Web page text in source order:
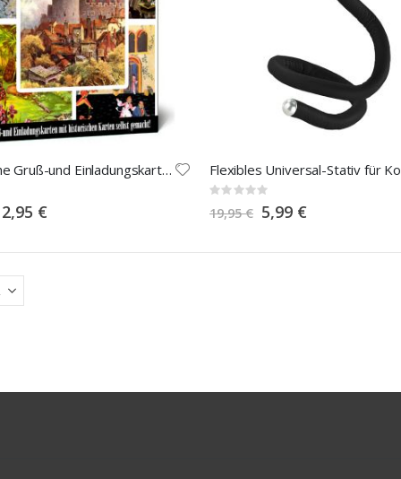
Historische Gruß-und Einladungskarten
€
Rating:
0%
19,95 € Special
Price
5,99 €